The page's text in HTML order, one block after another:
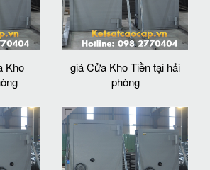
Kho
giá Cửa Kho Tiền tại hải
phòng